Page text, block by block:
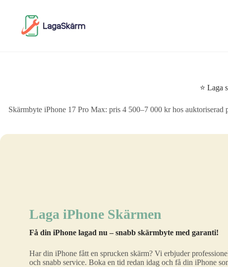
⭐ Laga
Skärmbyte iPhone 17 Pro Max: pris 4 500–7 000 kr hos
Laga iPhone Skärmen
Få din iPhone lagad nu – snabb skärmbyte med garanti!
Har din iPhone fått en sprucken skärm? Vi erbjuder
och snabb service. Boka en tid redan idag och få din iPhone